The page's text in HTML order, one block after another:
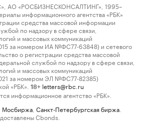
АО «РОСБИЗНЕСКОНСАЛТИНГ», 1995–
информационного агентства «РБК»
средства массовой информации
по надзору в сфере связи,
и массовых коммуникаций
за номером ИА №ФС77-63848) и сетевого
о регистрации средства массовой
службой по надзору в сфере связи,
и массовых коммуникаций
за номером ЭЛ №ФС77-82385)
«РБК».
18+ letters@rbc.ru
информационное агентство «РБК».
Мосбиржа Санкт-Петербургская биржа
Cbonds.